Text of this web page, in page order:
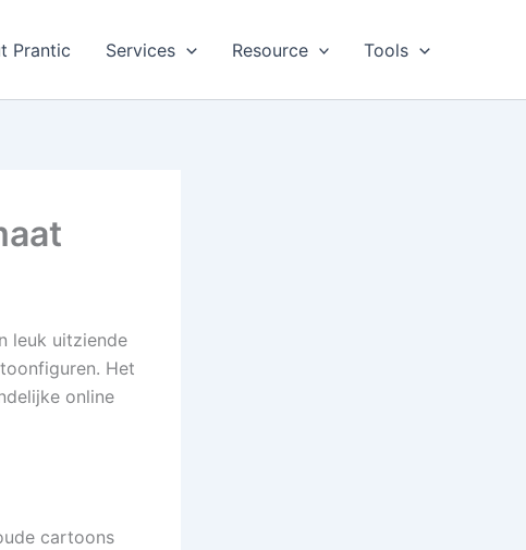
Prantic Services Resource Tools
leuk uitziende
Het
online
cartoons